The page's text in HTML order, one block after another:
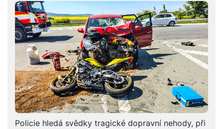
Policie hledá svědky tragické dopravní nehody, při